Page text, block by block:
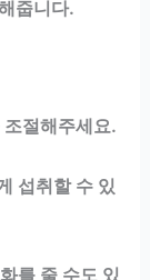
줍니다.
절해주세요.
섭취할 수 있
를 줄 수도 있